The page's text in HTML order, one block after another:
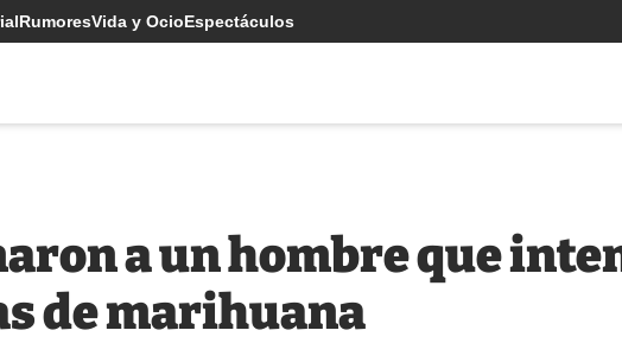
RumoresVida y OcioEspectáculos
a un hombre que
de marihuana